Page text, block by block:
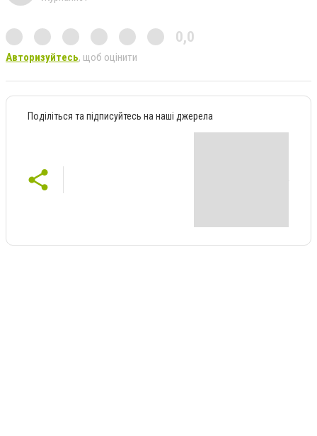
0,0
Авторизуйтесь, щоб оцінити
Поділіться та підписуйтесь на наші джерела